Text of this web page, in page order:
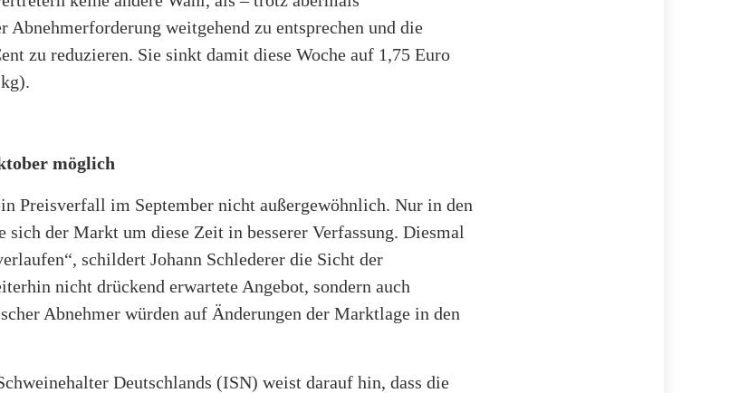
weitgehend zu entsprechen und die
zu reduzieren. Sie sinkt damit diese Woche auf 1,75 Euro
möglich
Preisverfall im September nicht außergewöhnlich. Nur in den
sich der Markt um diese Zeit in besserer Verfassung. Diesmal
schildert Johann Schlederer die Sicht der
nicht drückend erwartete Angebot, sondern auch
Abnehmer würden auf Änderungen der Marktlage in den
Deutschlands (ISN) weist darauf hin, dass die